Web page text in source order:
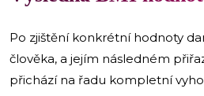
Po zjištění konkrétní hodnoty
člověka, a jejím následném
přichází na řadu kompletní